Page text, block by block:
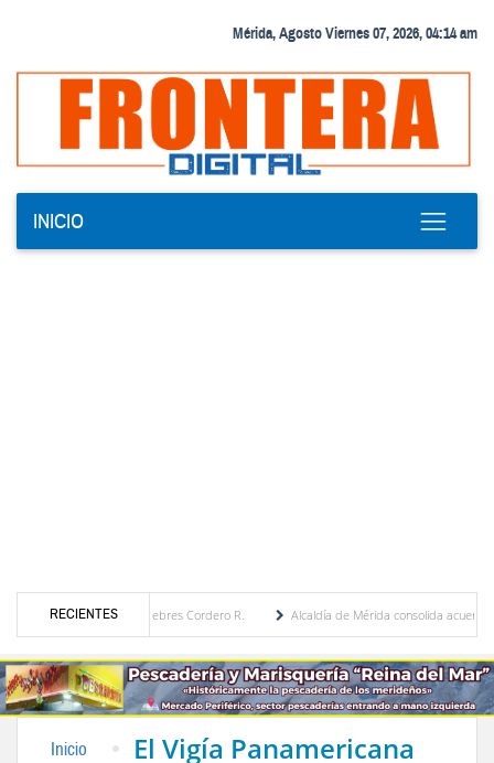
Mérida, Agosto Viernes 07, 2026, 04:14 am
INICIO
RECIENTES
por María Eugenia Febres Cordero R.
Alcaldía de Mérida consolida acuerdos
Inicio El Vigía Panamericana